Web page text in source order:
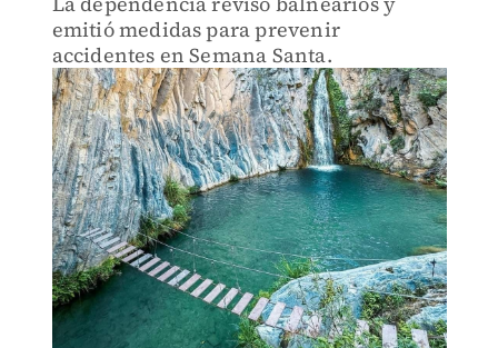
emitió medidas para prevenir
accidentes en Semana Santa.